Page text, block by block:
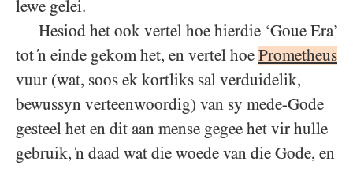
lewe gelei.
Hesiod het ook vertel hoe hierdie ‘Goue Era’
tot ‘n einde gekom het, en vertel hoe Prometheus
vuur (wat, soos ek kortliks sal verduidelik,
bewussyn verteenwoordig) van sy mede-Gode
gesteel het en dit aan mense gegee het vir hulle
gebruik, ‘n daad wat die woede van die Gode, en